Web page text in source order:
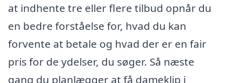
at indhente tre eller flere tilbud opnår du
en bedre forståelse for, hvad du kan
forvente at betale og hvad der er en fair
pris for de ydelser, du søger. Så næste
gang du planlægger at få dameklip i